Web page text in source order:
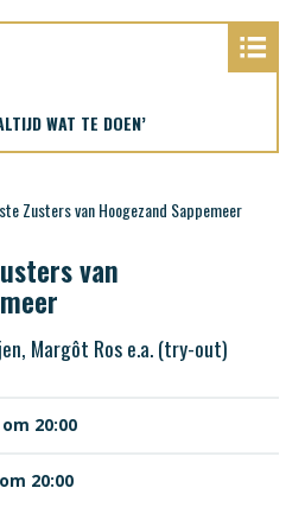
WAT TE DOEN’
Zusters van Hoogezand Sappemeer
van
Margôt Ros e.a. (try-out)
20:00
20:00